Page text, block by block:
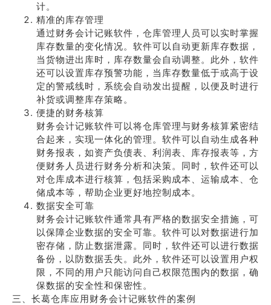
计。
精准的库存管理
通过财务会计记账软件，仓库管理人员可以实时掌握
库存数量的变化情况。软件可以自动更新库存数据，
当货物进出库时，库存数量会自动调整。此外，软件
还可以设置库存预警功能，当库存数量低于或高于设
定的警戒线时，系统会自动发出提醒，以便及时进行
补货或调整库存策略。
便捷的财务核算
财务会计记账软件可以将仓库管理与财务核算紧密结
合起来，实现一体化的管理。软件可以自动生成各种
财务报表，如资产负债表、利润表、库存报表等，方
便财务人员进行财务分析和决策。同时，软件还可以
对仓库成本进行核算，包括采购成本、运输成本、仓
储成本等，帮助企业更好地控制成本。
数据安全可靠
财务会计记账软件通常具有严格的数据安全措施，可
以保障企业数据的安全可靠。软件可以对数据进行加
密存储，防止数据泄露。同时，软件还可以进行数据
备份，以防数据丢失。此外，软件还可以设置用户权
限，不同的用户只能访问自己权限范围内的数据，确
保数据的安全性和保密性。
三、长葛仓库应用财务会计记账软件的案例